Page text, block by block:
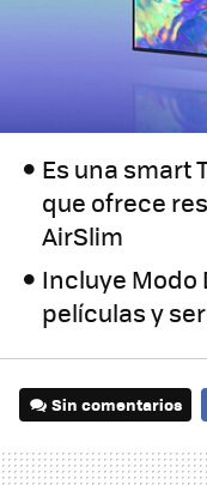
Es una smart
que ofrece
AirSlim
Incluye Modo
películas y
Sin comentarios